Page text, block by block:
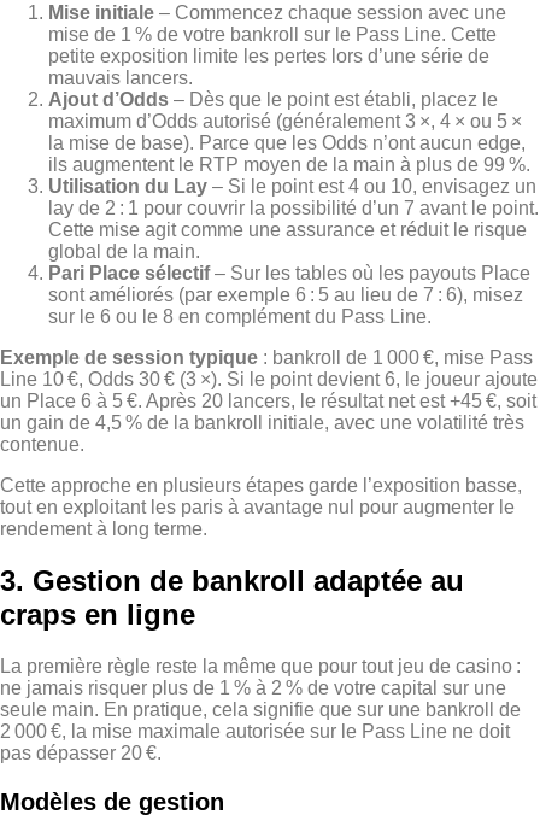
Mise initiale – Commencez chaque session avec une
mise de 1 % de votre bankroll sur le Pass Line. Cette
petite exposition limite les pertes lors d’une série de
mauvais lancers.
Ajout d’Odds – Dès que le point est établi, placez le
maximum d’Odds autorisé (généralement 3 ×, 4 × ou 5 ×
la mise de base). Parce que les Odds n’ont aucun edge,
ils augmentent le RTP moyen de la main à plus de 99 %.
Utilisation du Lay – Si le point est 4 ou 10, envisagez un
lay de 2 : 1 pour couvrir la possibilité d’un 7 avant le point.
Cette mise agit comme une assurance et réduit le risque
global de la main.
Pari Place sélectif– Sur les tables où les payouts Place
sont améliorés (par exemple 6 : 5 au lieu de 7 : 6), misez
sur le 6 ou le 8 en complément du Pass Line.
Exemple de session typique : bankroll de 1 000 €, mise Pass
Line 10 €, Odds 30 € (3 ×). Si le point devient 6, le joueur ajoute
un Place 6 à 5 €. Après 20 lancers, le résultat net est +45 €, soit
un gain de 4,5 % de la bankroll initiale, avec une volatilité très
contenue.
Cette approche en plusieurs étapes garde l’exposition basse,
tout en exploitant les paris à avantage nul pour augmenter le
rendement à long terme.
3. Gestion de bankroll adaptée au
craps en ligne
La première règle reste la même que pour tout jeu de casino :
ne jamais risquer plus de 1 % à 2 % de votre capital sur une
seule main. En pratique, cela signifie que sur une bankroll de
2 000 €, la mise maximale autorisée sur le Pass Line ne doit
pas dépasser 20 €.
Modèles de gestion